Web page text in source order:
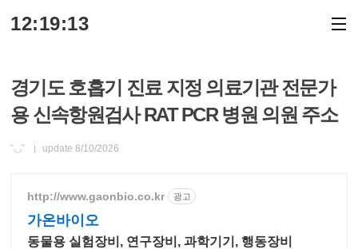
12:19:13
경기도 호흡기 진료 지정 의료기관 전문가
용 신속항원검사 RAT PCR 병원 의원 주소
˘◡˘ update 8/10/2026
http://www.gaonbio.co.kr 광고
가온바이오
동물용 실험장비, 연구장비, 과학기기, 행동장비